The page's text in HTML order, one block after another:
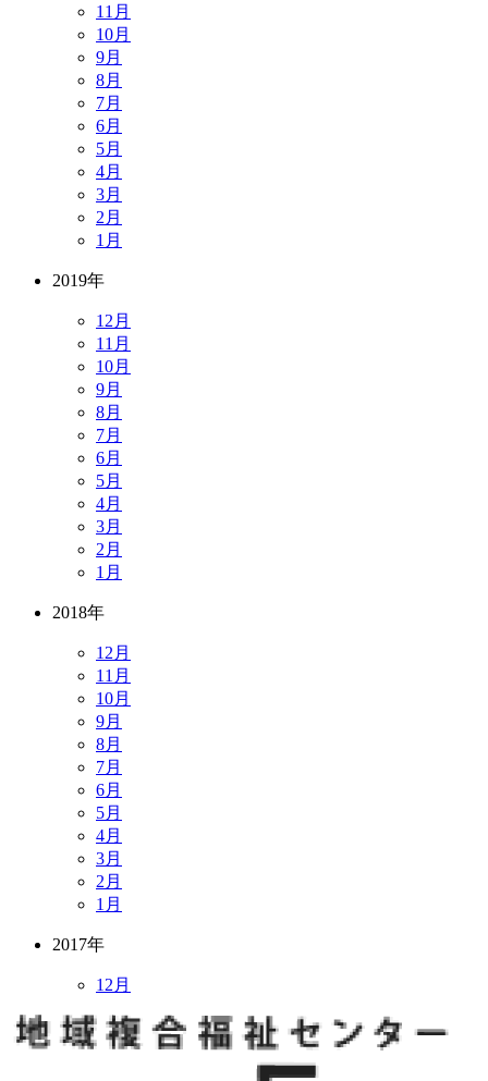
11月
10月
9月
8月
7月
6月
5月
4月
3月
2月
1月
2019年
12月
11月
10月
9月
8月
7月
6月
5月
4月
3月
2月
1月
2018年
12月
11月
10月
9月
8月
7月
6月
5月
4月
3月
2月
1月
2017年
12月